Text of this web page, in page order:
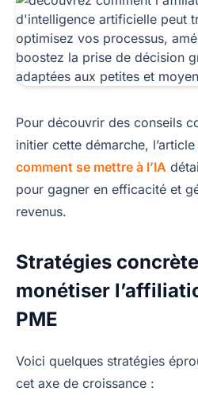
Pour découvrir des conseils
initier cette démarche, l’article
comment se mettre à l’IA
pour gagner en efficacité et
revenus.
Stratégies
monétiser
PME
Voici quelques stratégies
cet axe de croissance :